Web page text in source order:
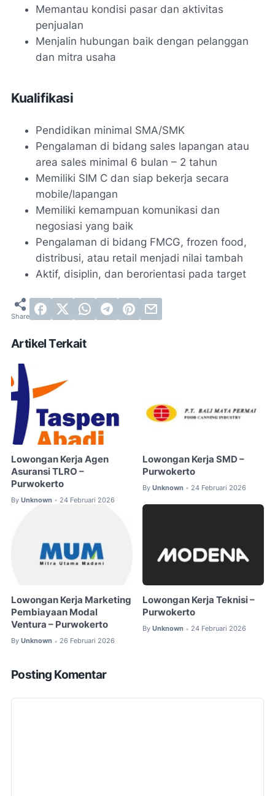
Memantau kondisi pasar dan aktivitas
penjualan
Menjalin hubungan baik dengan pelanggan
dan mitra usaha
Kualifikasi
Pendidikan minimal SMA/SMK
Pengalaman di bidang sales lapangan atau
area sales minimal 6 bulan – 2 tahun
Memiliki SIM C dan siap bekerja secara
mobile/lapangan
Memiliki kemampuan komunikasi dan
negosiasi yang baik
Pengalaman di bidang FMCG, frozen food,
distribusi, atau retail menjadi nilai tambah
Aktif, disiplin, dan berorientasi pada target
Artikel Terkait
Lowongan Kerja Agen
Asuransi TLRO –
Purwokerto
By Unknown • 24 Februari 2026
Lowongan Kerja SMD –
Purwokerto
By Unknown • 24 Februari 2026
Lowongan Kerja Marketing
Pembiayaan Modal
Ventura – Purwokerto
By Unknown • 26 Februari 2026
Lowongan Kerja Teknisi –
Purwokerto
By Unknown • 24 Februari 2026
Posting Komentar